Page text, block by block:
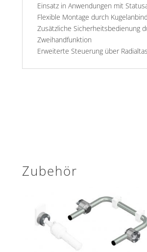
Einsatz in Anwendungen mit
Flexible Montage durch
Zusätzliche Sicherheitsbedienung
Zweihandfunktion
Erweiterte Steuerung über
Zubehör